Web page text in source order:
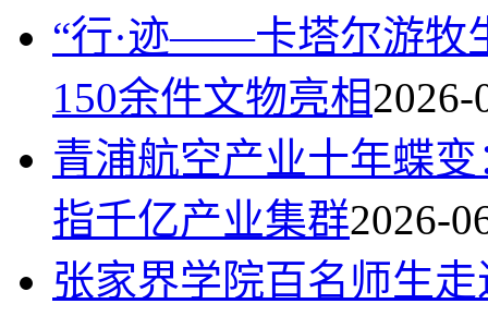
“行·迹——卡塔尔游牧
150余件文物亮相2026-
青浦航空产业十年蝶
指千亿产业集群2026-
张家界学院百名师生